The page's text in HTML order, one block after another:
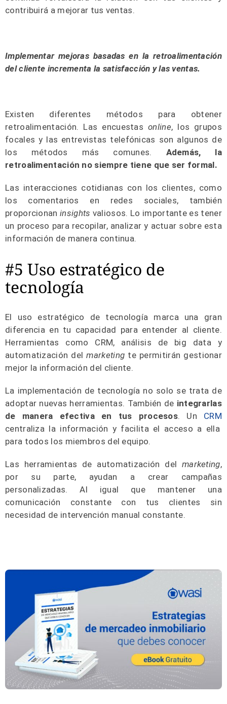
contribuirá a mejorar tus ventas.
Implementar mejoras basadas en la retroalimentación
del cliente incrementa la satisfacción y las ventas.
Existen diferentes métodos para obtener
retroalimentación. Las encuestasonline, los grupos
focales y las entrevistas telefónicas son algunos de
los métodos más comunes.
Además, la
retroalimentación no siempre tiene que ser formal.
Las interacciones cotidianas con los clientes, como
los comentarios en redes sociales, también
proporcionaninsights valiosos. Lo importante es tener
un proceso para recopilar, analizar y actuar sobre esta
información de manera continua.
#5 Uso estratégico de
tecnología
El uso estratégico de tecnología marca una gran
diferencia en tu capacidad para entender al cliente.
Herramientas como CRM, análisis de big data y
automatización delmarketing te permitirán gestionar
mejor la información del cliente.
La implementación de tecnología no solo se trata de
adoptar nuevas herramientas. También de integrarlas
de manera efectiva en tus procesos. Un CRM
centraliza la información y facilita el acceso a ella
para todos los miembros del equipo.
Las herramientas de automatización del marketing,
por su parte, ayudan a crear campañas
personalizadas. Al igual que mantener una
comunicación constante con tus clientes sin
necesidad de intervención manual constante.